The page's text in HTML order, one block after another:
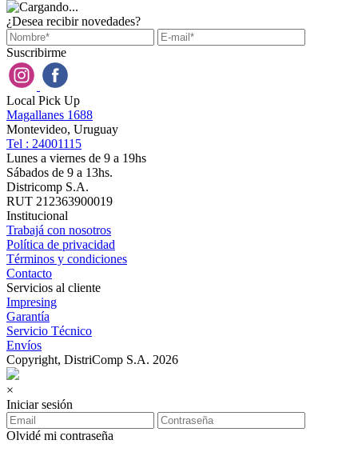
¿Desea recibir novedades?
Suscribirme
Local Pick Up
Magallanes 1688
Montevideo, Uruguay
Tel : 24001115
Lunes a viernes de 9 a 19hs
Sábados de 9 a 13hs.
Districomp S.A.
RUT 212363900019
Institucional
Trabajá con nosotros
Política de privacidad
Términos y condiciones
Contacto
Servicios al cliente
Impresing
Garantía
Servicio Técnico
Envíos
Copyright, DistriComp S.A. 2026
×
Iniciar sesión
Olvidé mi contraseña